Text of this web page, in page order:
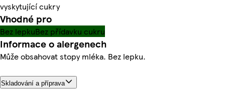
vyskytující cukry
Vhodné pro
Bez lepkuBez přídavku cukru
Informace o alergenech
Může obsahovat stopy mléka. Bez lepku.
Skladování a příprava